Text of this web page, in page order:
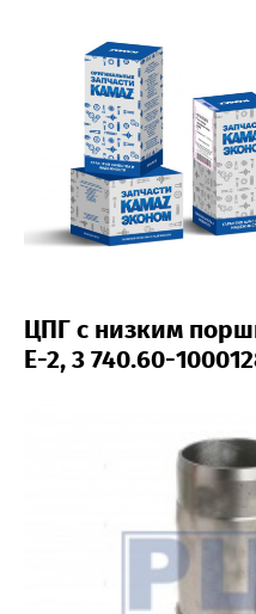
ЦПГ с низким
Е-2, 3 740.60-